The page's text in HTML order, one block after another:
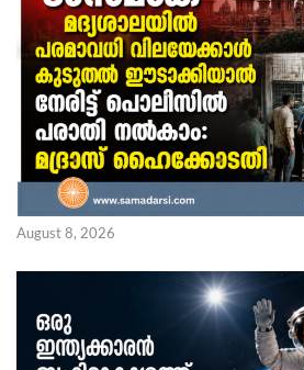
August 8, 2026